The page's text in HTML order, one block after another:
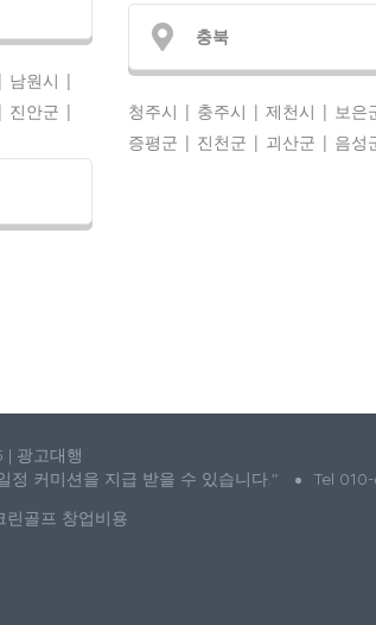
남원시 |
진안군 |
충북
청주시 | 충주시 | 제천시 | 보
증평군 | 진천군 | 괴산군 | 음성
| 광고대행
커미션을 지급 받을 수 있습니다."
Tel
린골프 창업비용